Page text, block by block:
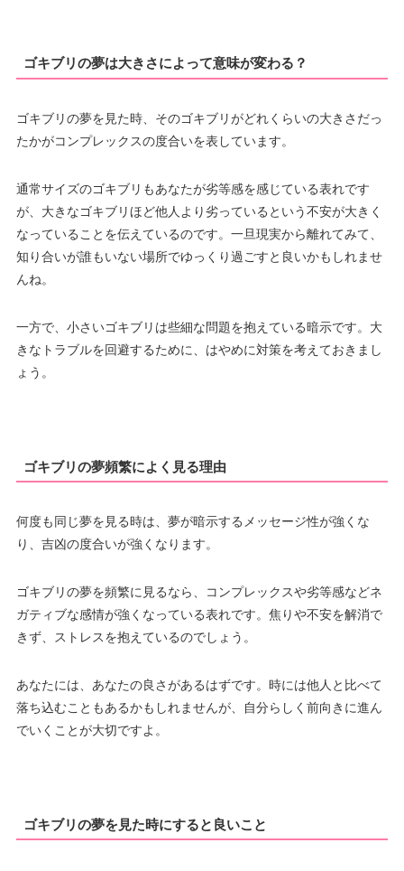
ゴキブリの夢は大きさによって意味が変わる？
ゴキブリの夢を見た時、そのゴキブリがどれくらいの大きさだっ
たかがコンプレックスの度合いを表しています。
通常サイズのゴキブリもあなたが劣等感を感じている表れです
が、大きなゴキブリほど他人より劣っているという不安が大きく
なっていることを伝えているのです。一旦現実から離れてみて、
知り合いが誰もいない場所でゆっくり過ごすと良いかもしれませ
んね。
一方で、小さいゴキブリは些細な問題を抱えている暗示です。大
きなトラブルを回避するために、はやめに対策を考えておきまし
ょう。
ゴキブリの夢頻繁によく見る理由
何度も同じ夢を見る時は、夢が暗示するメッセージ性が強くな
り、吉凶の度合いが強くなります。
ゴキブリの夢を頻繁に見るなら、コンプレックスや劣等感などネ
ガティブな感情が強くなっている表れです。焦りや不安を解消で
きず、ストレスを抱えているのでしょう。
あなたには、あなたの良さがあるはずです。時には他人と比べて
落ち込むこともあるかもしれませんが、自分らしく前向きに進ん
でいくことが大切ですよ。
ゴキブリの夢を見た時にすると良いこと